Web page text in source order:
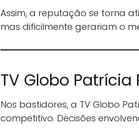
Assim, a reputação se torna
mas dificilmente gerariam o
TV Globo
Nos bastidores, a TV Globo
competitivo. Decisões